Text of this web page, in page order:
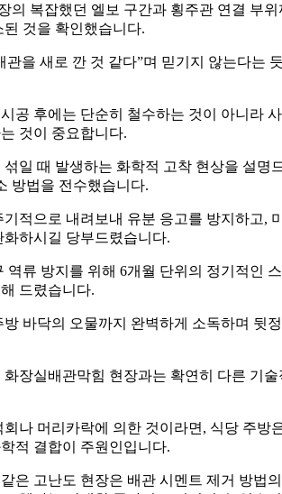
의 복잡했던 엘보 구간과 횡주관 연결 부위
것을 확인했습니다.
관을 새로 깐 것 같다”며 믿기지 않는다는
공 후에는 단순히 철수하는 것이 아니라
것이 중요합니다.
일 때 발생하는 화학적 고착 현상을 설명
방법을 전수했습니다.
적으로 내려보내 유분 응고를 방지하고,
하시길 당부드렸습니다.
역류 방지를 위해 6개월 단위의 정기적인
드렸습니다.
바닥의 오물까지 완벽하게 소독하며 뒷
장실배관막힘 현장과는 확연히 다른 기술
나 머리카락에 의한 것이라면, 식당 주방
적 결합이 주원인입니다.
은 고난도 현장은 배관 시멘트 제거 방법의